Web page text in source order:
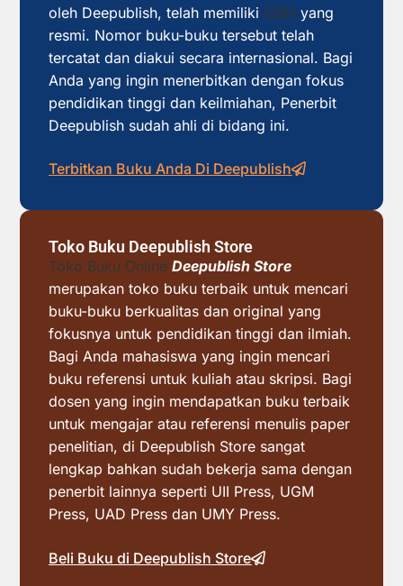
oleh Deepublish, telah memiliki ISBN yang
resmi. Nomor buku-buku tersebut telah
tercatat dan diakui secara internasional. Bagi
Anda yang ingin menerbitkan dengan fokus
pendidikan tinggi dan keilmiahan, Penerbit
Deepublish sudah ahli di bidang ini.
Terbitkan Buku Anda Di Deepublish
Toko Buku Deepublish Store
Toko Buku Online Deepublish Store
merupakan toko buku terbaik untuk mencari
buku-buku berkualitas dan original yang
fokusnya untuk pendidikan tinggi dan ilmiah.
Bagi Anda mahasiswa yang ingin mencari
buku referensi untuk kuliah atau skripsi. Bagi
dosen yang ingin mendapatkan buku terbaik
untuk mengajar atau referensi menulis paper
penelitian, di Deepublish Store sangat
lengkap bahkan sudah bekerja sama dengan
penerbit lainnya seperti UII Press, UGM
Press, UAD Press dan UMY Press.
Beli Buku di Deepublish Store